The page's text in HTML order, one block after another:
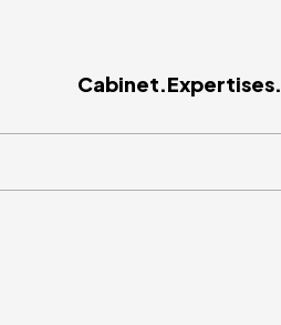
Cabinet.Expertises.